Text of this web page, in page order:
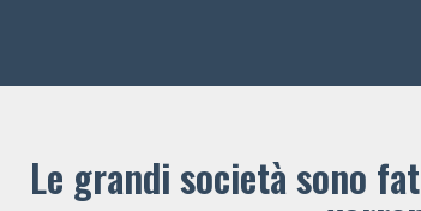
Le grandi società sono